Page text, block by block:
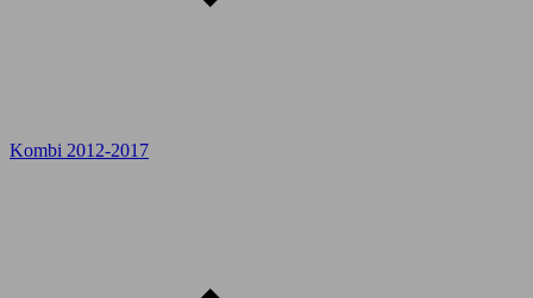
Kombi 2012-2017